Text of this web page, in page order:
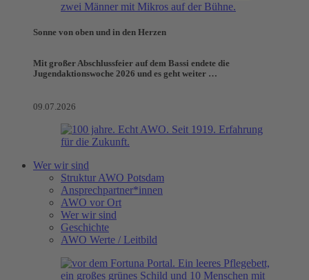
Sonne von oben und in den Herzen
Mit großer Abschlussfeier auf dem Bassi endete die
Jugendaktionswoche 2026 und es geht weiter …
09.07.2026
Wer wir sind
Struktur AWO Potsdam
Ansprechpartner*innen
AWO vor Ort
Wer wir sind
Geschichte
AWO Werte / Leitbild